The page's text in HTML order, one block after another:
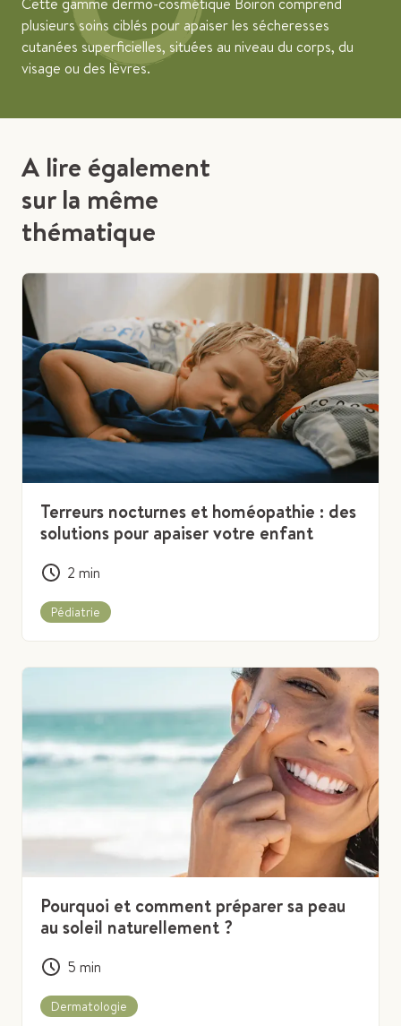
plusieurs soins ciblés pour apaiser les sécheresses
cutanées superficielles, situées au niveau du corps, du
visage ou des lèvres.
A lire également
sur la même
thématique
Terreurs nocturnes et homéopathie : des
solutions pour apaiser votre enfant
2 min
Pédiatrie
Pourquoi et comment préparer sa peau
au soleil naturellement ?
5 min
Dermatologie